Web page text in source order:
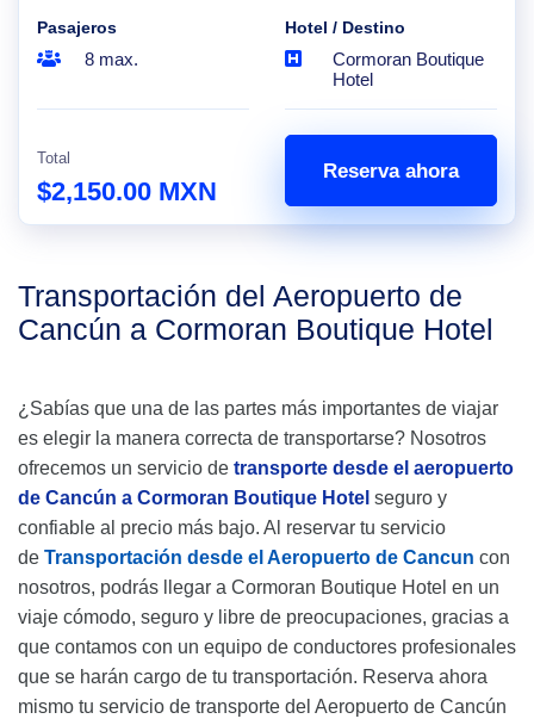
Pasajeros
8 max.
Hotel / Destino
Cormoran Boutique
Hotel
Total
$2,150.00 MXN
Reserva ahora
Transportación del Aeropuerto de
Cancún a Cormoran Boutique Hotel
¿Sabías que una de las partes más importantes de viajar
es elegir la manera correcta de transportarse? Nosotros
ofrecemos un servicio de transporte desde el aeropuerto
de Cancún a Cormoran Boutique Hotel seguro y
confiable al precio más bajo. Al reservar tu servicio
de Transportación desde el Aeropuerto de Cancun con
nosotros, podrás llegar a Cormoran Boutique Hotel en un
viaje cómodo, seguro y libre de preocupaciones, gracias a
que contamos con un equipo de conductores profesionales
que se harán cargo de tu transportación. Reserva ahora
mismo tu servicio de transporte del Aeropuerto de Cancún